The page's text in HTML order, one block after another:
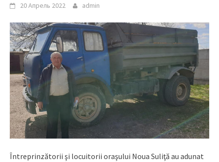
20 Апрель 2022 admin
Întreprinzătorii şi locuitorii oraşului Noua Suliţă au adunat